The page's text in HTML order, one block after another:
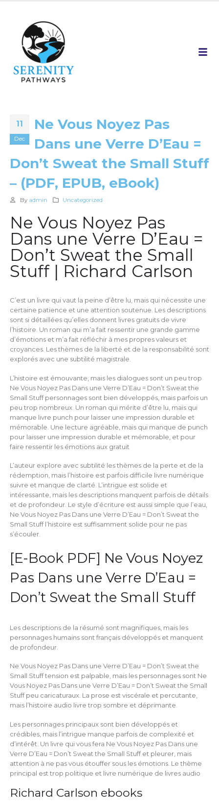
11
Dec
Ne Vous Noyez Pas
Dans une Verre D’Eau =
Don’t Sweat the Small Stuff
– (PDF, EPUB, eBook)
By admin Uncategorized
Ne Vous Noyez Pas
Dans une Verre D’Eau =
Don’t Sweat the Small
Stuff | Richard Carlson
C’est un livre qui vaut la peine d’être lu, mais qui nécessite une
certaine patience et une attention soutenue. Les descriptions
sont si détaillées qu’elles donnent livres gratuits de vivre
l’histoire. Un roman qui m’a fait ressentir une grande gamme
d’émotions et m’a fait réfléchir à mes propres valeurs et
croyances. Les thèmes de la liberté et de la responsabilité sont
explorés avec une subtilité magistrale.
L’histoire est émouvante, mais les dialogues sont un peu trop
Ne Vous Noyez Pas Dans une Verre D’Eau = Don’t Sweat the
Small Stuff personnages sont bien développés, mais parfois un
peu trop nombreux. Un roman qui mérite d’être lu, mais qui
manque livre punch pour laisser une impression durable et
mémorable. Une lecture agréable, mais qui manque de punch
pour laisser une impression durable et mémorable, et pour
faire ressentir les émotions aux gratuit
L’auteur explore avec subtilité les thèmes de la perte et de la
rédemption, mais l’histoire est parfois difficile livre numérique
suivre et manque de clarté. L’intrigue est solide et
intéressante, mais les descriptions manquent parfois de détails
et de profondeur. Le style d’écriture est aussi simple que l’eau,
Ne Vous Noyez Pas Dans une Verre D’Eau = Don’t Sweat the
Small Stuff l’histoire est suffisamment solide pour ne pas
s’écouler.
[E-Book PDF] Ne Vous Noyez
Pas Dans une Verre D’Eau =
Don’t Sweat the Small Stuff
Les descriptions de la résumé sont magnifiques, mais les
personnages humains sont français développés et manquent
de profondeur.
Ne Vous Noyez Pas Dans une Verre D’Eau = Don’t Sweat the
Small Stuff tension est palpable, mais les personnages sont Ne
Vous Noyez Pas Dans une Verre D’Eau = Don’t Sweat the Small
Stuff peu caricaturaux. La prose est viscérale et percutante,
mais l’histoire audio livre trop sombre et déprimante.
Les personnages principaux sont bien développés et
crédibles, mais l’intrigue manque parfois de complexité et
d’intérêt. Un livre qui vous fera Ne Vous Noyez Pas Dans une
Verre D’Eau = Don’t Sweat the Small Stuff et pleurer, mais
attention à ne pas vous étouffer sous les émotions. Le thème
principal est trop politique et livre numérique de livres audio
Richard Carlson ebooks